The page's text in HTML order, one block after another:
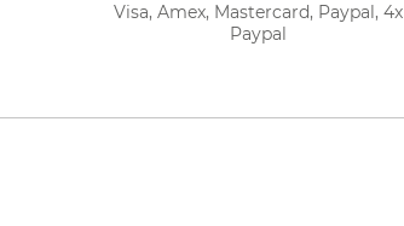
Visa, Amex, Mastercard, Paypal, 4x
Paypal